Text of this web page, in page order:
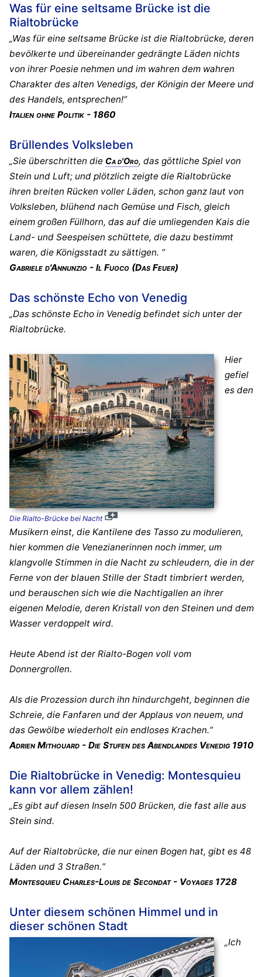
Was für eine seltsame Brücke ist die
Rialtobrücke
„Was für eine seltsame Brücke ist die Rialtobrücke, deren
bevölkerte und übereinander gedrängte Läden nichts
von ihrer Poesie nehmen und im wahren dem wahren
Charakter des alten Venedigs, der Königin der Meere und
des Handels, entsprechen!“
Italien ohne Politik - 1860
Brüllendes Volksleben
„Sie überschritten die Ca d'Oro, das göttliche Spiel von
Stein und Luft; und plötzlich zeigte die Rialtobrücke
ihren breiten Rücken voller Läden, schon ganz laut von
Volksleben, blühend nach Gemüse und Fisch, gleich
einem großen Füllhorn, das auf die umliegenden Kais die
Land- und Seespeisen schüttete, die dazu bestimmt
waren, die Königsstadt zu sättigen. “
Gabriele d'Annunzio - Il Fuoco (Das Feuer)
Das schönste Echo von Venedig
„Das schönste Echo in Venedig befindet sich unter der
Rialtobrücke.
Die Rialto-Brücke bei Nacht
Hier
gefiel
es den
Musikern einst, die Kantilene des Tasso zu modulieren,
hier kommen die Venezianerinnen noch immer, um
klangvolle Stimmen in die Nacht zu schleudern, die in der
Ferne von der blauen Stille der Stadt timbriert werden,
und berauschen sich wie die Nachtigallen an ihrer
eigenen Melodie, deren Kristall von den Steinen und dem
Wasser verdoppelt wird.
Heute Abend ist der Rialto-Bogen voll vom
Donnergrollen.
Als die Prozession durch ihn hindurchgeht, beginnen die
Schreie, die Fanfaren und der Applaus von neuem, und
das Gewölbe wiederholt ein endloses Krachen.“
Adrien Mithouard - Die Stufen des Abendlandes Venedig 1910
Die Rialtobrücke in Venedig: Montesquieu
kann vor allem zählen!
„Es gibt auf diesen Inseln 500 Brücken, die fast alle aus
Stein sind.
Auf der Rialtobrücke, die nur einen Bogen hat, gibt es 48
Läden und 3 Straßen.“
Montesquieu Charles-Louis de Secondat - Voyages 1728
Unter diesem schönen Himmel und in
dieser schönen Stadt
„Ich